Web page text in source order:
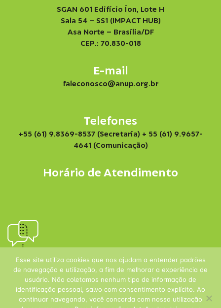
SGAN 601 Edifício Íon, Lote H
Sala 54 – SS1 (IMPACT HUB)
Asa Norte – Brasília/DF
CEP.: 70.830-018
E-mail
faleconosco@anup.org.br
Telefones
+55 (61) 9.8369-8537 (Secretaria) + 55 (61) 9.9657-
4641 (Comunicação)
Horário de Atendimento
Esse site utiliza cookies que nos ajudam a entender padrões
de navegação e utilização, a fim de melhorar a experiência de
usuário. Não coletamos nenhum tipo de informação de
identificação pessoal, salvo com consentimento explícito. Ao
continuar navegando, você concorda com nossa utilização